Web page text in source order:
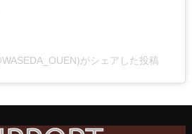
がシェアした投稿